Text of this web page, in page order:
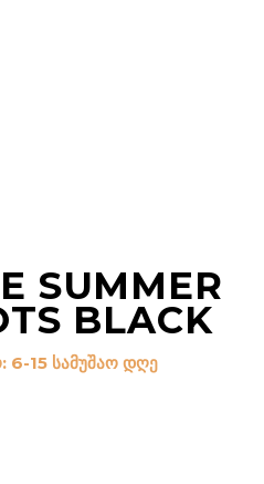
SUMMER
BLACK
6-15 სამუშაო დღე